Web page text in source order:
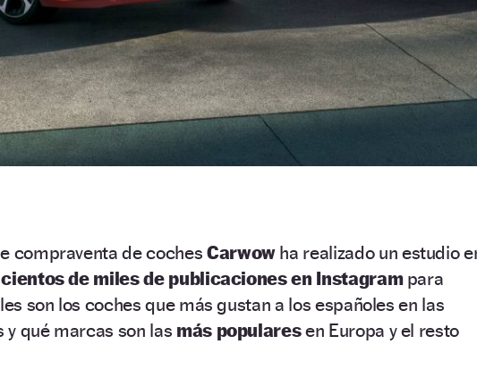
compraventa de coches Carwowha realizado un estudio
cientos de miles de publicaciones en Instagrampara
son los coches que más gustan a los españoles en las
y qué marcas son las más popularesen Europa y el resto